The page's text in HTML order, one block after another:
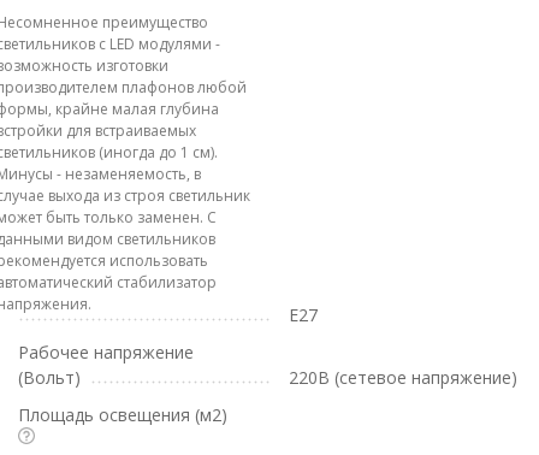
преимущество
с LED модулями -
изготовки
плафонов любой
крайне малая глубина
для встраиваемых
(иногда до 1 см).
- незаменяемость, в
выхода из строя светильник
быть только заменен. С
видом светильников
использовать
стабилизатор
E27
Рабочее напряжение
(Вольт)
220В (сетевое напряжение)
Площадь освещения (м2)